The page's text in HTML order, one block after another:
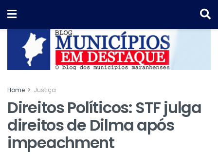
Home Justiça
Direitos Políticos: STF julga
direitos de Dilma após
impeachment